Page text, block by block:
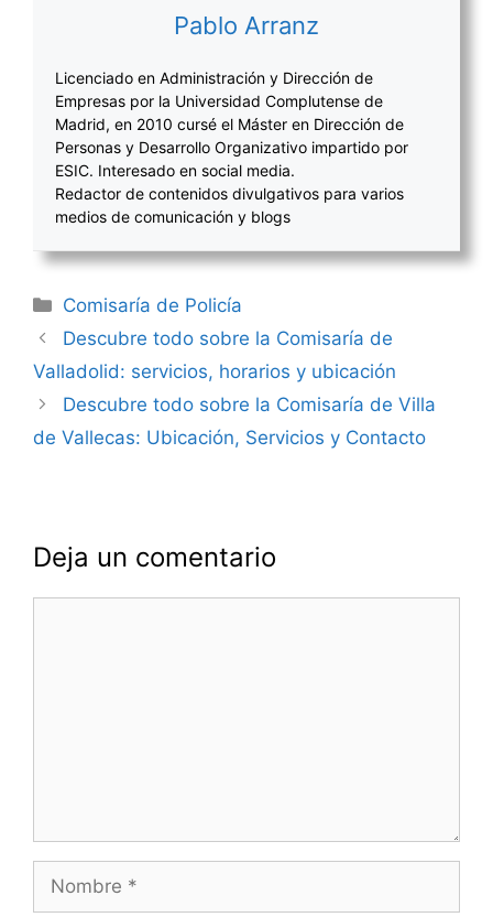
Pablo Arranz
Licenciado en Administración y Dirección de
Empresas por la Universidad Complutense de
Madrid, en 2010 cursé el Máster en Dirección de
Personas y Desarrollo Organizativo impartido por
ESIC. Interesado en social media.
Redactor de contenidos divulgativos para varios
medios de comunicación y blogs
Categorías
Comisaría de Policía
Navegación
de
Descubre todo sobre la Comisaría de
Valladolid: servicios, horarios y ubicación
Descubre todo sobre la Comisaría de Villa
de Vallecas: Ubicación, Servicios y Contacto
Deja un comentario
Nombre